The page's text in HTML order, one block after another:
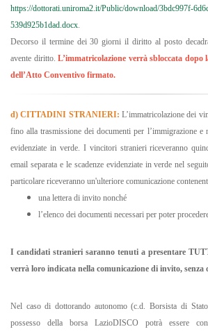
https://dottorati.uniroma2.it/Public/download/3bdc997f-
539d925b1dad.docx.
Decorso il termine dei 30 giorni il diritto al posto
avente diritto. L’immatricolazione verrà sbloccata dopo
dell’Atto Conventivo firmato.
d) CITTADINI STRANIERI: L’immatricolazione dei
fino alla trasmissione dei documenti per l’immigrazione e
evidenziate in verde. I vincitori stranieri riceveranno
email separata e le scadenze evidenziate in verde nel
particolare riceveranno un'ulteriore comunicazione
una lettera di invito nonché
l’elenco dei documenti necessari per poter
I candidati stranieri saranno tenuti a presentare
verrà loro indicata nella comunicazione di invito, senza
Nel caso di dottorando autonomo (c.d. Borsista di
possesso della borsa LazioDISCO potrà essere